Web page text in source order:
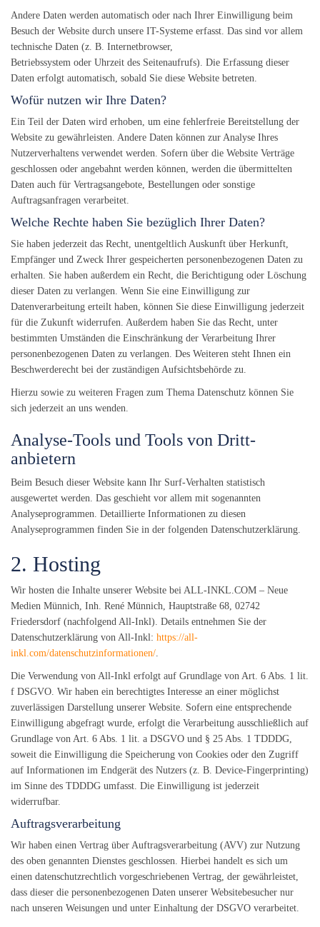
Andere Daten werden automatisch oder nach Ihrer Einwilligung beim
Besuch der Website durch unsere IT-Systeme erfasst. Das sind vor allem
technische Daten (z. B. Internetbrowser,
Betriebssystem oder Uhrzeit des Seitenaufrufs). Die Erfassung dieser
Daten erfolgt automatisch, sobald Sie diese Website betreten.
Wofür nutzen wir Ihre Daten?
Ein Teil der Daten wird erhoben, um eine fehlerfreie Bereitstellung der
Website zu gewährleisten. Andere Daten können zur Analyse Ihres
Nutzerverhaltens verwendet werden. Sofern über die Website Verträge
geschlossen oder angebahnt werden können, werden die übermittelten
Daten auch für Vertragsangebote, Bestellungen oder sonstige
Auftragsanfragen verarbeitet.
Welche Rechte haben Sie bezüglich Ihrer Daten?
Sie haben jederzeit das Recht, unentgeltlich Auskunft über Herkunft,
Empfänger und Zweck Ihrer gespeicherten personenbezogenen Daten zu
erhalten. Sie haben außerdem ein Recht, die Berichtigung oder Löschung
dieser Daten zu verlangen. Wenn Sie eine Einwilligung zur
Datenverarbeitung erteilt haben, können Sie diese Einwilligung jederzeit
für die Zukunft widerrufen. Außerdem haben Sie das Recht, unter
bestimmten Umständen die Einschränkung der Verarbeitung Ihrer
personenbezogenen Daten zu verlangen. Des Weiteren steht Ihnen ein
Beschwerderecht bei der zuständigen Aufsichtsbehörde zu.
Hierzu sowie zu weiteren Fragen zum Thema Datenschutz können Sie
sich jederzeit an uns wenden.
Analyse-Tools und Tools von Dritt­
anbietern
Beim Besuch dieser Website kann Ihr Surf-Verhalten statistisch
ausgewertet werden. Das geschieht vor allem mit sogenannten
Analyseprogrammen. Detaillierte Informationen zu diesen
Analyseprogrammen finden Sie in der folgenden Datenschutzerklärung.
2. Hosting
Wir hosten die Inhalte unserer Website bei ALL-INKL.COM – Neue
Medien Münnich, Inh. René Münnich, Hauptstraße 68, 02742
Friedersdorf (nachfolgend All-Inkl). Details entnehmen Sie der
Datenschutzerklärung von All-Inkl: https://all-
inkl.com/datenschutzinformationen/.
Die Verwendung von All-Inkl erfolgt auf Grundlage von Art. 6 Abs. 1 lit.
f DSGVO. Wir haben ein berechtigtes Interesse an einer möglichst
zuverlässigen Darstellung unserer Website. Sofern eine entsprechende
Einwilligung abgefragt wurde, erfolgt die Verarbeitung ausschließlich auf
Grundlage von Art. 6 Abs. 1 lit. a DSGVO und § 25 Abs. 1 TDDDG,
soweit die Einwilligung die Speicherung von Cookies oder den Zugriff
auf Informationen im Endgerät des Nutzers (z. B. Device-Fingerprinting)
im Sinne des TDDDG umfasst. Die Einwilligung ist jederzeit
widerrufbar.
Auftragsverarbeitung
Wir haben einen Vertrag über Auftragsverarbeitung (AVV) zur Nutzung
des oben genannten Dienstes geschlossen. Hierbei handelt es sich um
einen datenschutzrechtlich vorgeschriebenen Vertrag, der gewährleistet,
dass dieser die personenbezogenen Daten unserer Websitebesucher nur
nach unseren Weisungen und unter Einhaltung der DSGVO verarbeitet.